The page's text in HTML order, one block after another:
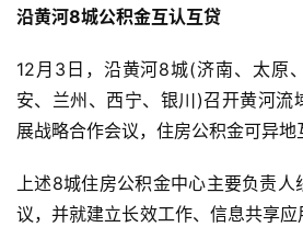
沿黄河8城公积金互认互贷
12月3日，沿黄河8城(济南、太原
安、兰州、西宁、银川)召开黄河流
展战略合作会议，住房公积金可异地
上述8城住房公积金中心主要负责人
议，并就建立长效工作、信息共享